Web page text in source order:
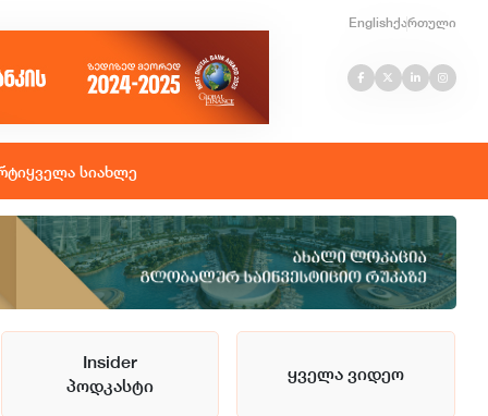
Englishქართული
ყველა სიახლე
Insider
პოდკასტი
ყველა ვიდეო